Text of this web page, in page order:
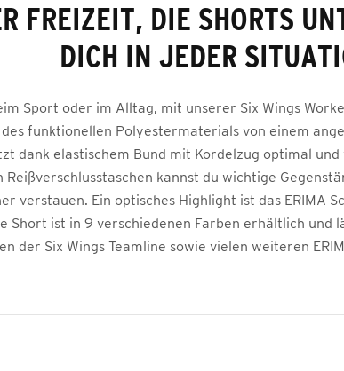
FREIZEIT, DIE SHORTS
DICH IN JEDER
Sport oder im Alltag, mit unserer Six Wings
funktionellen Polyestermaterials von einem
dank elastischem Bund mit Kordelzug optimal
Reißverschlusstaschen kannst du wichtige
verstauen. Ein optisches Highlight ist das ERIMA
Short ist in 9 verschiedenen Farben erhältlich und
der Six Wings Teamline sowie vielen weiteren